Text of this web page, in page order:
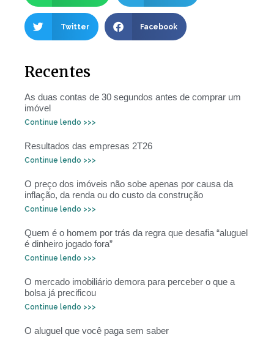
Twitter Facebook
Recentes
As duas contas de 30 segundos antes de comprar um
imóvel
Continue lendo >>>
Resultados das empresas 2T26
Continue lendo >>>
O preço dos imóveis não sobe apenas por causa da
inflação, da renda ou do custo da construção
Continue lendo >>>
Quem é o homem por trás da regra que desafia “aluguel
é dinheiro jogado fora”
Continue lendo >>>
O mercado imobiliário demora para perceber o que a
bolsa já precificou
Continue lendo >>>
O aluguel que você paga sem saber